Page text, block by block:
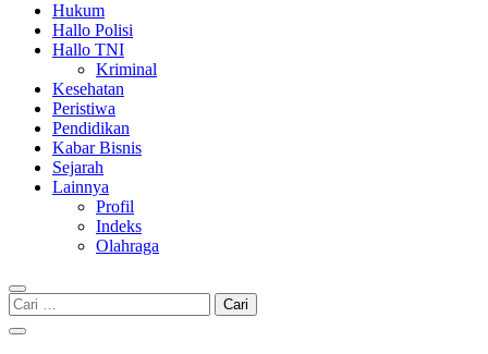
Hukum
Hallo Polisi
Hallo TNI
Kriminal
Kesehatan
Peristiwa
Pendidikan
Kabar Bisnis
Sejarah
Lainnya
Profil
Indeks
Olahraga
Cari
untuk: